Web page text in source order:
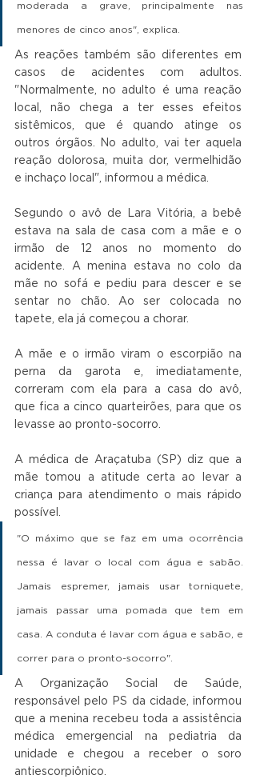
moderada a grave, principalmente nas
menores de cinco anos", explica.
As reações também são diferentes em
casos de acidentes com adultos.
"Normalmente, no adulto é uma reação
local, não chega a ter esses efeitos
sistêmicos, que é quando atinge os
outros órgãos. No adulto, vai ter aquela
reação dolorosa, muita dor, vermelhidão
e inchaço local", informou a médica.
Segundo o avô de Lara Vitória, a bebê
estava na sala de casa com a mãe e o
irmão de 12 anos no momento do
acidente. A menina estava no colo da
mãe no sofá e pediu para descer e se
sentar no chão. Ao ser colocada no
tapete, ela já começou a chorar.
A mãe e o irmão viram o escorpião na
perna da garota e, imediatamente,
correram com ela para a casa do avô,
que fica a cinco quarteirões, para que os
levasse ao pronto-socorro.
A médica de Araçatuba (SP) diz que a
mãe tomou a atitude certa ao levar a
criança para atendimento o mais rápido
possível.
"O máximo que se faz em uma ocorrência
nessa é lavar o local com água e sabão.
Jamais espremer, jamais usar torniquete,
jamais passar uma pomada que tem em
casa. A conduta é lavar com água e sabão, e
correr para o pronto-socorro".
A Organização Social de Saúde,
responsável pelo PS da cidade, informou
que a menina recebeu toda a assistência
médica emergencial na pediatria da
unidade e chegou a receber o soro
antiescorpiônico.